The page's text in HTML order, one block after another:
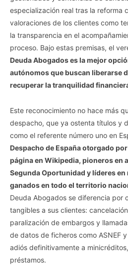
especialización real tras la reforma
valoraciones de los clientes como
la transparencia en el
proceso. Bajo estas premisas, el
Deuda Abogados es la mejor
autónomos que buscan liberarse
recuperar la tranquilidad
Este reconocimiento no hace más
despacho, que ya ostenta títulos y
como el referente número uno en
Despacho de España otorgado
página en Wikipedia, pioneros en
Segunda Oportunidad y líderes en
ganados en todo el territorio
Deuda Abogados se diferencia por
tangibles a sus clientes:
paralización de embargos y
de datos de ficheros como ASNEF
adiós definitivamente a
préstamos.